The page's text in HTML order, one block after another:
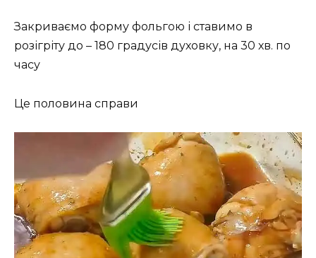
Закриваємо форму фольгою і ставимо в
розігріту до – 180 градусів духовку, на 30 хв. по
часу
Це половина справи